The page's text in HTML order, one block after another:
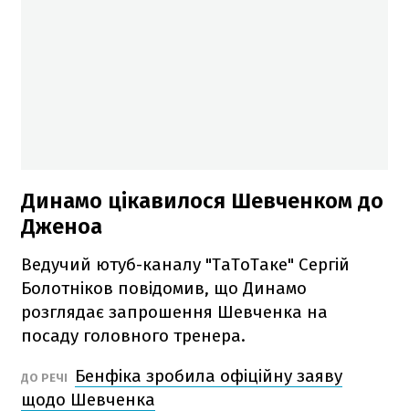
Динамо цікавилося Шевченком до
Дженоа
Ведучий ютуб-каналу "ТаТоТаке" Сергій
Болотніков повідомив, що Динамо
розглядає запрошення Шевченка на
посаду головного тренера.
ДО РЕЧІ
Бенфіка зробила офіційну заяву
щодо Шевченка